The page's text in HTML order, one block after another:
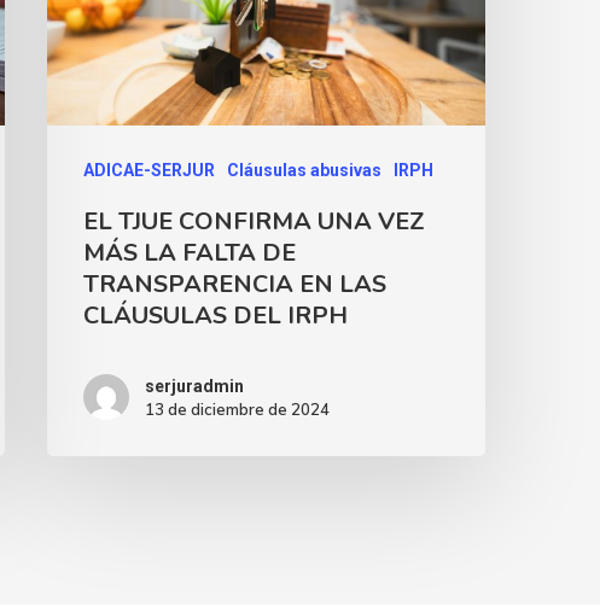
ADICAE-SERJUR Cláusulas abusivas IRPH
EL TJUE CONFIRMA UNA VEZ
MÁS LA FALTA DE
TRANSPARENCIA EN LAS
CLÁUSULAS DEL IRPH
serjuradmin
13 de diciembre de 2024